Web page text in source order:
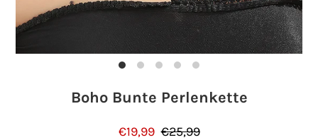
Boho Bunte Perlenkette
€19,99 €25,99